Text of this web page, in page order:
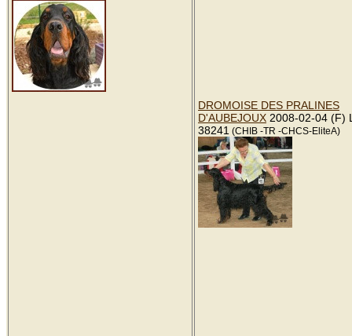
DROMOISE DES PRALINES
D'AUBEJOUX 2008-02-04 (F)
38241 (CHIB -TR -CHCS-EliteA)